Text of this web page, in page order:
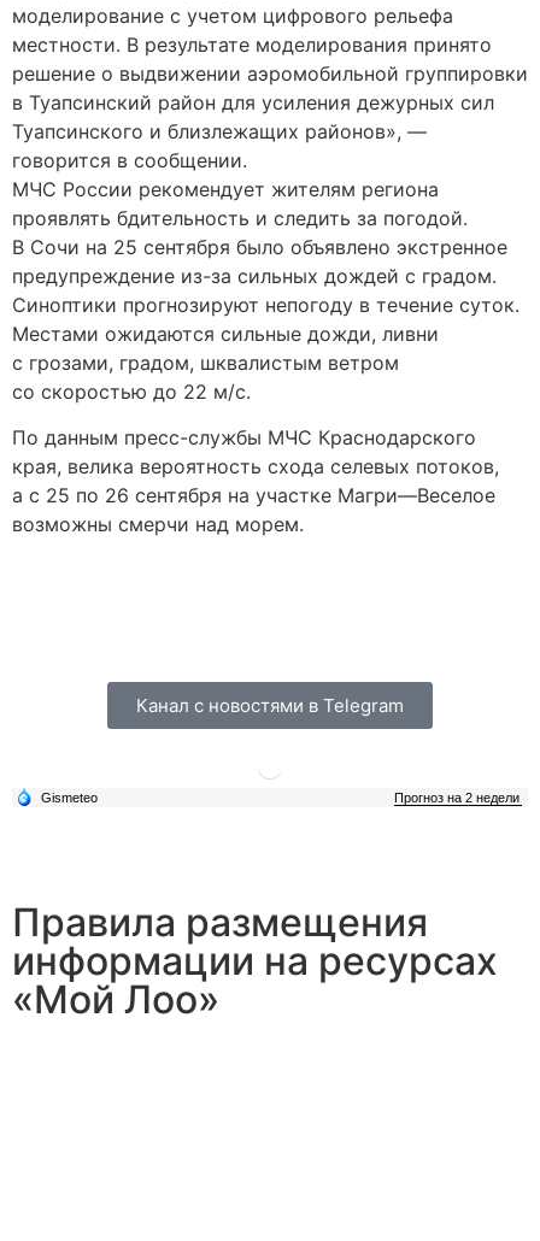
моделирование с учетом цифрового рельефа
местности. В результате моделирования принято
решение о выдвижении аэромобильной группировки
в Туапсинский район для усиления дежурных сил
Туапсинского и близлежащих районов», —
говорится в сообщении.
МЧС России рекомендует жителям региона
проявлять бдительность и следить за погодой.
В Сочи на 25 сентября было объявлено экстренное
предупреждение из-за сильных дождей с градом.
Синоптики прогнозируют непогоду в течение суток.
Местами ожидаются сильные дожди, ливни
с грозами, градом, шквалистым ветром
со скоростью до 22 м/с.
По данным пресс-службы МЧС Краснодарского
края, велика вероятность схода селевых потоков,
а с 25 по 26 сентября на участке Магри—Веселое
возможны смерчи над морем.
Канал с новостями в Telegram
Правила размещения
информации на ресурсах
«Мой Лоо»